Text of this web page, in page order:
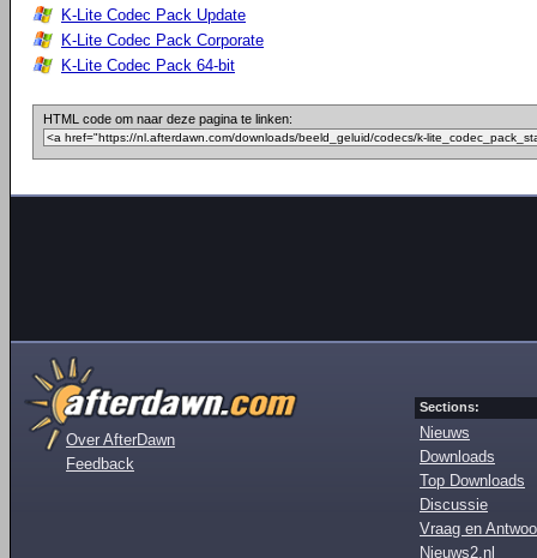
K-Lite Codec Pack Update
K-Lite Codec Pack Corporate
K-Lite Codec Pack 64-bit
HTML code om naar deze pagina te linken:
Over AfterDawn
Feedback
Sections:
Nieuws
Downloads
Top Downloads
Discussie
Vraag en
Nieuws2.nl